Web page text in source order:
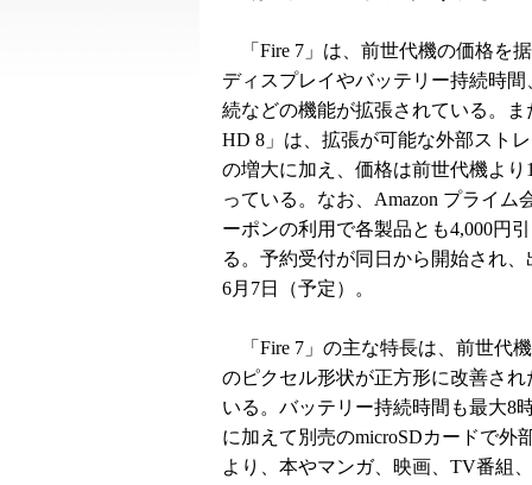
「Fire 7」は、前世代機の価格を
ディスプレイやバッテリー持続時間
続などの機能が拡張されている。ま
HD 8」は、拡張が可能な外部スト
の増大に加え、価格は前世代機より
っている。なお、Amazon プライム
ーポンの利用で各製品とも4,000円
る。予約受付が同日から開始され、
6月7日（予定）。
「Fire 7」の主な特長は、前世代
のピクセル形状が正方形に改善さ
いる。バッテリー持続時間も最大8
に加えて別売のmicroSDカードで外
より、本やマンガ、映画、TV番組